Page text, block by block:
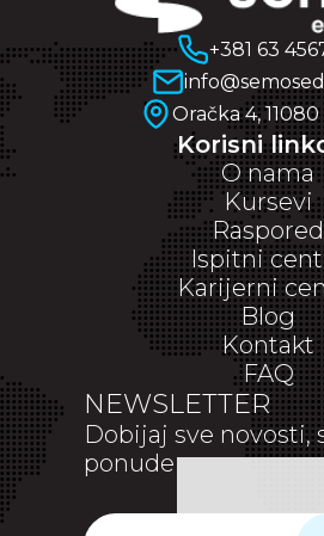
+381 63
Oračka 4,
Korisni
O nama
Kursevi
Raspored
Ispitni
Karijerni
Blog
Kontakt
FAQ
NEWSLETTER
Dobijaj sve novosti,
ponude